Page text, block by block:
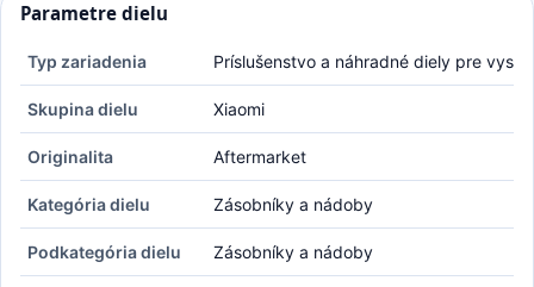
Parametre dielu
Typ zariadenia Príslušenstvo a náhradné diely pre
Skupina dielu Xiaomi
Originalita Aftermarket
Kategória dielu Zásobníky a nádoby
Podkategória dielu Zásobníky a nádoby